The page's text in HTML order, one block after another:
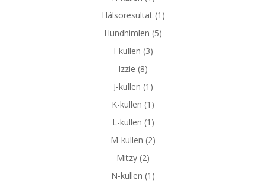
Hälsoresultat(1)
Hundhimlen (5)
I-kullen (3)
Izzie (8)
J-kullen (1)
K-kullen (1)
L-kullen (1)
M-kullen (2)
Mitzy (2)
N-kullen (1)